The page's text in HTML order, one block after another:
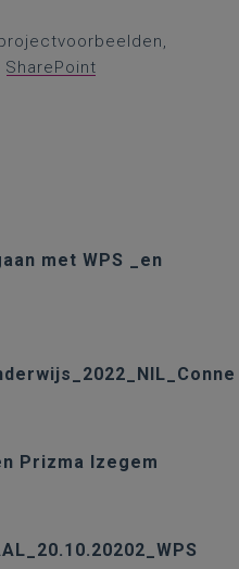
SharePoint
met WPS _en
Prizma Izegem